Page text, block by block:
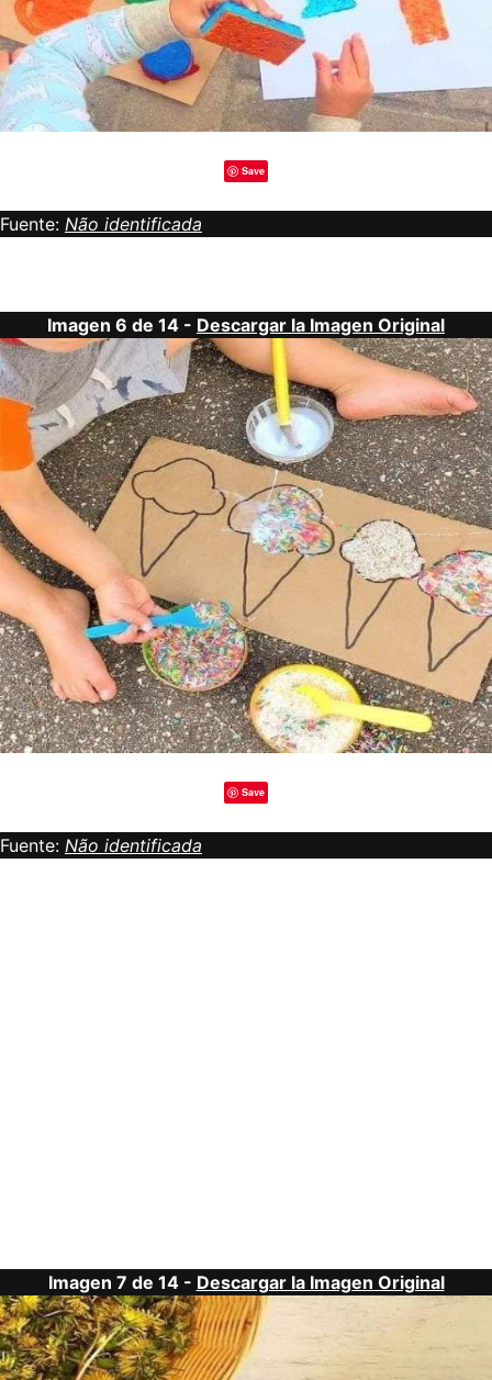
Save
Fuente: Não identificada
Imagen 6 de 14 - Descargar la Imagen Original
Save
Fuente: Não identificada
Imagen 7 de 14 - Descargar la Imagen Original